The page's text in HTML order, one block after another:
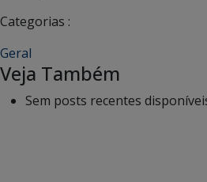
Categorias :
Geral
Veja Também
Sem posts recentes